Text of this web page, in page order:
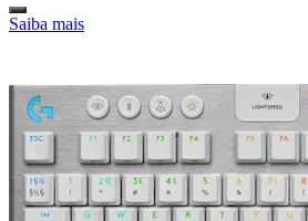
Saiba mais